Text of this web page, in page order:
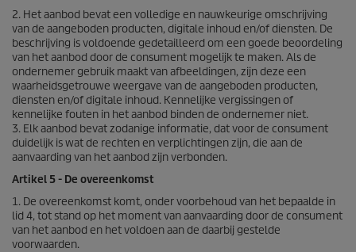
2. Het aanbod bevat een volledige en nauwkeurige omschrijving
van de aangeboden producten, digitale inhoud en/of diensten. De
beschrijving is voldoende gedetailleerd om een goede beoordeling
van het aanbod door de consument mogelijk te maken. Als de
ondernemer gebruik maakt van afbeeldingen, zijn deze een
waarheidsgetrouwe weergave van de aangeboden producten,
diensten en/of digitale inhoud. Kennelijke vergissingen of
kennelijke fouten in het aanbod binden de ondernemer niet.
3. Elk aanbod bevat zodanige informatie, dat voor de consument
duidelijk is wat de rechten en verplichtingen zijn, die aan de
aanvaarding van het aanbod zijn verbonden.
Artikel 5 - De overeenkomst
1. De overeenkomst komt, onder voorbehoud van het bepaalde in
lid 4, tot stand op het moment van aanvaarding door de consument
van het aanbod en het voldoen aan de daarbij gestelde
voorwaarden.